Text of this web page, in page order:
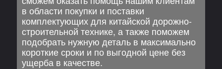
в области покупки и поставки
комплектующих для китайской дорожно-
строительной технике, а также поможем
подобрать нужную деталь в максимально
короткие сроки и по выгодной цене без
ущерба в качестве.